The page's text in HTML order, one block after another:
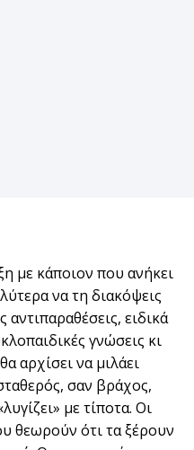
με κάποιον που ανήκει
να τη διακόψεις
αντιπαραθέσεις, ειδικά
γνώσεις κι
αρχίσει να μιλάει
σαν βράχος,
με τίποτα. Οι
θεωρούν ότι τα ξέρουν